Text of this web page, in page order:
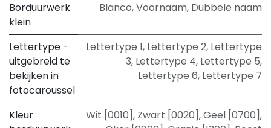
Borduurwerk
klein
Blanco,Voornaam, Dubbele naam
Lettertype -
uitgebreid te
bekijken in
fotocaroussel
Lettertype 1, Lettertype 2, Lettertype
3, Lettertype 4, Lettertype 5,
Lettertype 6, Lettertype 7
Kleur
Wit [0010], Zwart [0020],Geel [0700],